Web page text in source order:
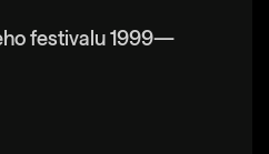
festivalu 1999—